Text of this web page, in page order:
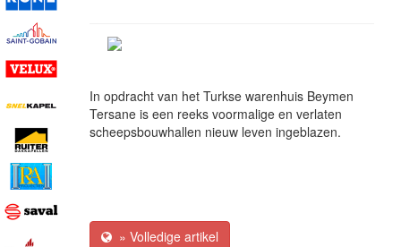
In opdracht van het Turkse warenhuis Beymen
Tersane is een reeks voormalige en verlaten
scheepsbouwhallen nieuw leven ingeblazen.
» Volledige artikel